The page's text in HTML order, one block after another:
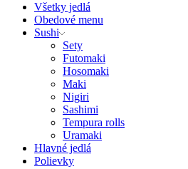
Všetky jedlá
Obedové menu
Sushi
Sety
Futomaki
Hosomaki
Maki
Nigiri
Sashimi
Tempura rolls
Uramaki
Hlavné jedlá
Polievky